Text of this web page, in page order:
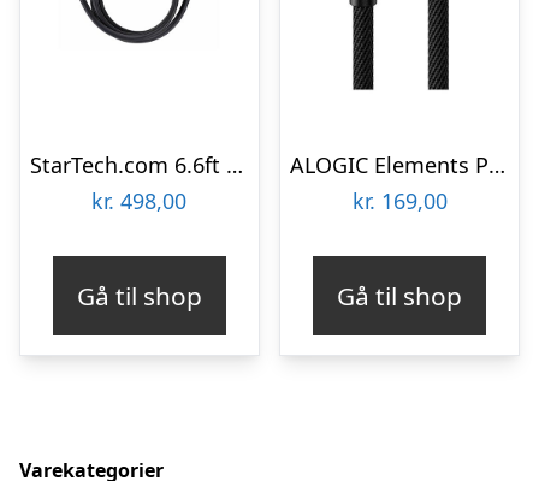
StarTech.com 6.6ft (2m) USB to Serial Adapter Cable COM Retention RS232 – USB / serial cable – USB to DB-9 – 2 m
kr. 498,00
Gå til shop
ALOGIC Elements PRO USB-C to Lightning cable 1m – Black
kr. 169,00
Gå til shop
Varekategorier